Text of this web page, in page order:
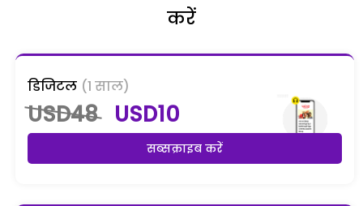
करें
डिजिटल (1 साल)
USD48 USD10
सब्सक्राइब करें